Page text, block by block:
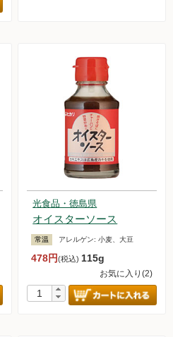
光食品・徳島県
オイスターソース
常温 アレルゲン:小麦、大豆
478円(税込) 115g
お気に入り(2)